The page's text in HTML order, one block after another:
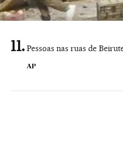
Pessoas nas ruas de
AP